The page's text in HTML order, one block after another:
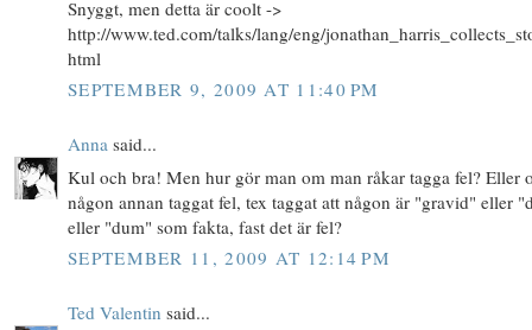
Snyggt, men detta är coolt ->
http://www.ted.com/talks/lang/eng/
html
SEPTEMBER 9, 2009 AT 11:40 PM
Anna said...
Kul och bra! Men hur gör man om man råkar tagga fel? Eller
någon annan taggat fel, tex taggat att någon är "gravid" eller
eller "dum" som fakta, fast det är fel?
SEPTEMBER 11, 2009 AT 12:14 PM
Ted Valentin said...